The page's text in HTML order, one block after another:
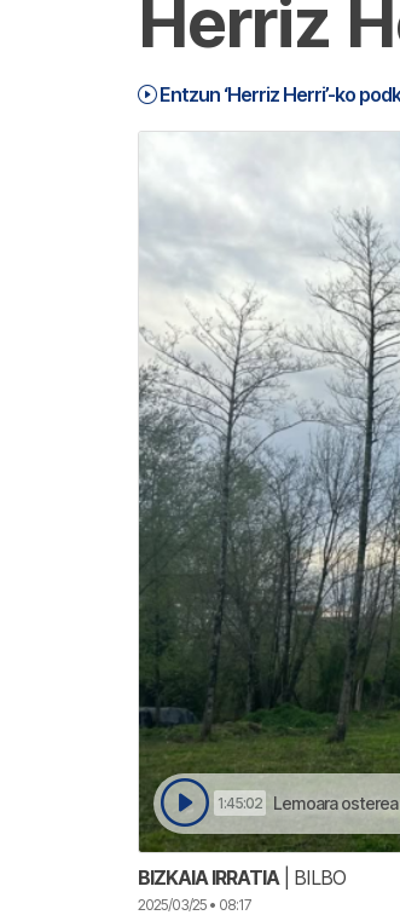
Herriz
Entzun ‘Herriz Herri’-ko
1:45:02 Lemoara
BIZKAIA IRRATIA | BILBO
2025/03/25 • 08:17